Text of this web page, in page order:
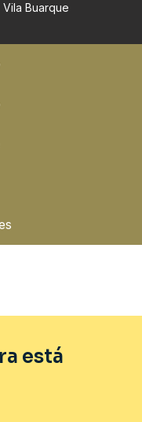
Vila Buarque
está